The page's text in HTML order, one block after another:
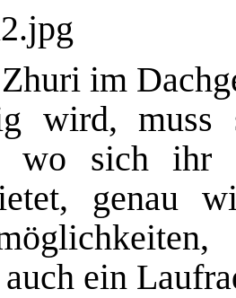
im
wird,
wo sich ihr
genau
ein